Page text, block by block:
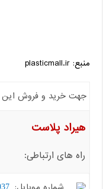
منبع: plasticmall.ir
جهت خرید و فروش این
هیراد پلاست
راه های ارتباطی: